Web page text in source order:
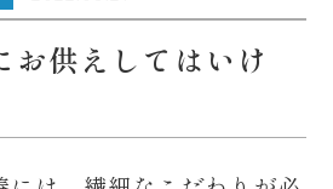
お供えしてはいけ